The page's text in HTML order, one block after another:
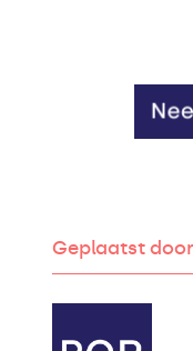
Geplaatst door